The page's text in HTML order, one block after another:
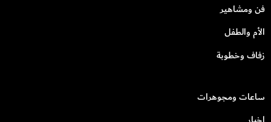
فن ومشاهير
الأم والطفل
زفاف وخطوبة
ساعات ومجوهرات